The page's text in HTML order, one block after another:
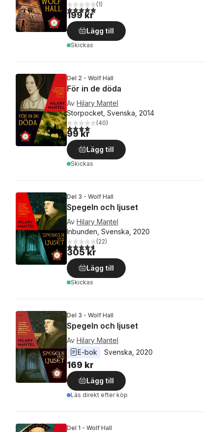
5,0utav 5 stjärnor. Totalt antal röster:
(1)
199 kr
Lägg till
Skickas
Del 2 - Wolf Hall
För in de döda
Av Hilary Mantel
Storpocket, Svenska, 2014
4,1utav 5 stjärnor. Totalt antal röster:
(40)
99 kr
Lägg till
Skickas
Del 3 - Wolf Hall
Spegeln och ljuset
Av Hilary Mantel
Inbunden, Svenska, 2020
4,7utav 5 stjärnor. Totalt antal röster:
(22)
305 kr
Lägg till
Skickas
Del 3 - Wolf Hall
Spegeln och ljuset
Av Hilary Mantel
E-bok
Svenska 2020
169 kr
Lägg till
Läs direkt efter köp
Del 1 - Wolf Hall